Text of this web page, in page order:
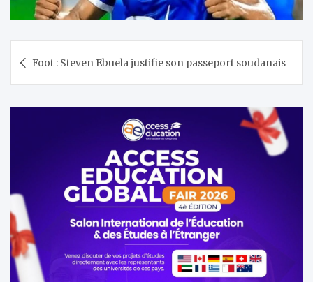
de Foot : Steven Ebuela justifie son passeport soudanais